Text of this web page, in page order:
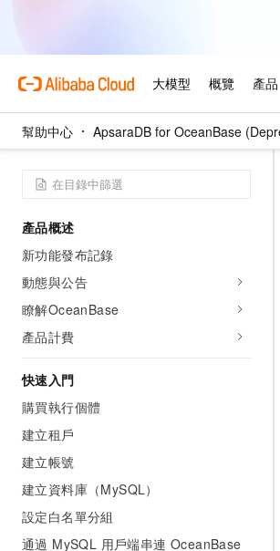
幫助中心 ApsaraDB for OceanBase
產品概述
新功能發布記錄
動態與公告
瞭解OceanBase
產品計費
快速入門
購買執行個體
建立租戶
建立帳號
建立資料庫（MySQL）
設定白名單分組
通過 MySQL 用戶端串連 OceanBase